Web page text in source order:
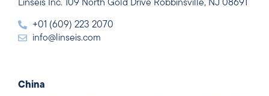
Linseis Inc. 109 North Gold Drive Robbinsville, NJ 08691
+01 (609) 223 2070
info@linseis.com
China